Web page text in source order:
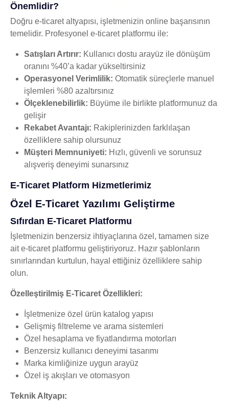
Önemlidir?
Doğru e-ticaret altyapısı, işletmenizin online başarısının
temelidir. Profesyonel e-ticaret platformu ile:
Satışları Artırır: Kullanıcı dostu arayüz ile dönüşüm
oranını %40’a kadar yükseltirsiniz
Operasyonel Verimlilik: Otomatik süreçlerle manuel
işlemleri %80 azaltırsınız
Ölçeklenebilirlik: Büyüme ile birlikte platformunuz da
gelişir
Rekabet Avantajı: Rakiplerinizden farklılaşan
özelliklere sahip olursunuz
Müşteri Memnuniyeti: Hızlı, güvenli ve sorunsuz
alışveriş deneyimi sunarsınız
E-Ticaret Platform Hizmetlerimiz
Özel E-Ticaret Yazılımı Geliştirme
Sıfırdan E-Ticaret Platformu
İşletmenizin benzersiz ihtiyaçlarına özel, tamamen size
ait e-ticaret platformu geliştiriyoruz. Hazır şablonların
sınırlarından kurtulun, hayal ettiğiniz özelliklere sahip
olun.
Özelleştirilmiş E-Ticaret Özellikleri:
İşletmenize özel ürün katalog yapısı
Gelişmiş filtreleme ve arama sistemleri
Özel hesaplama ve fiyatlandırma motorları
Benzersiz kullanıcı deneyimi tasarımı
Marka kimliğinize uygun arayüz
Özel iş akışları ve otomasyon
Teknik Altyapı: